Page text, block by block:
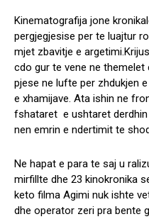
Kinematografija jone
pergjegjesise per te luajtur
mjet zbavitje e
cdo gur te vene ne
pjese ne lufte per zhdukjen
e xhamijave. Ata ishin ne
fshataret e ushtaret derdhin
nen emrin e ndertimit te
Ne hapat e para te saj u
mirfillte dhe 23 kinokronika
keto filma Agimi nuk ishte
dhe operator zeri pra bente